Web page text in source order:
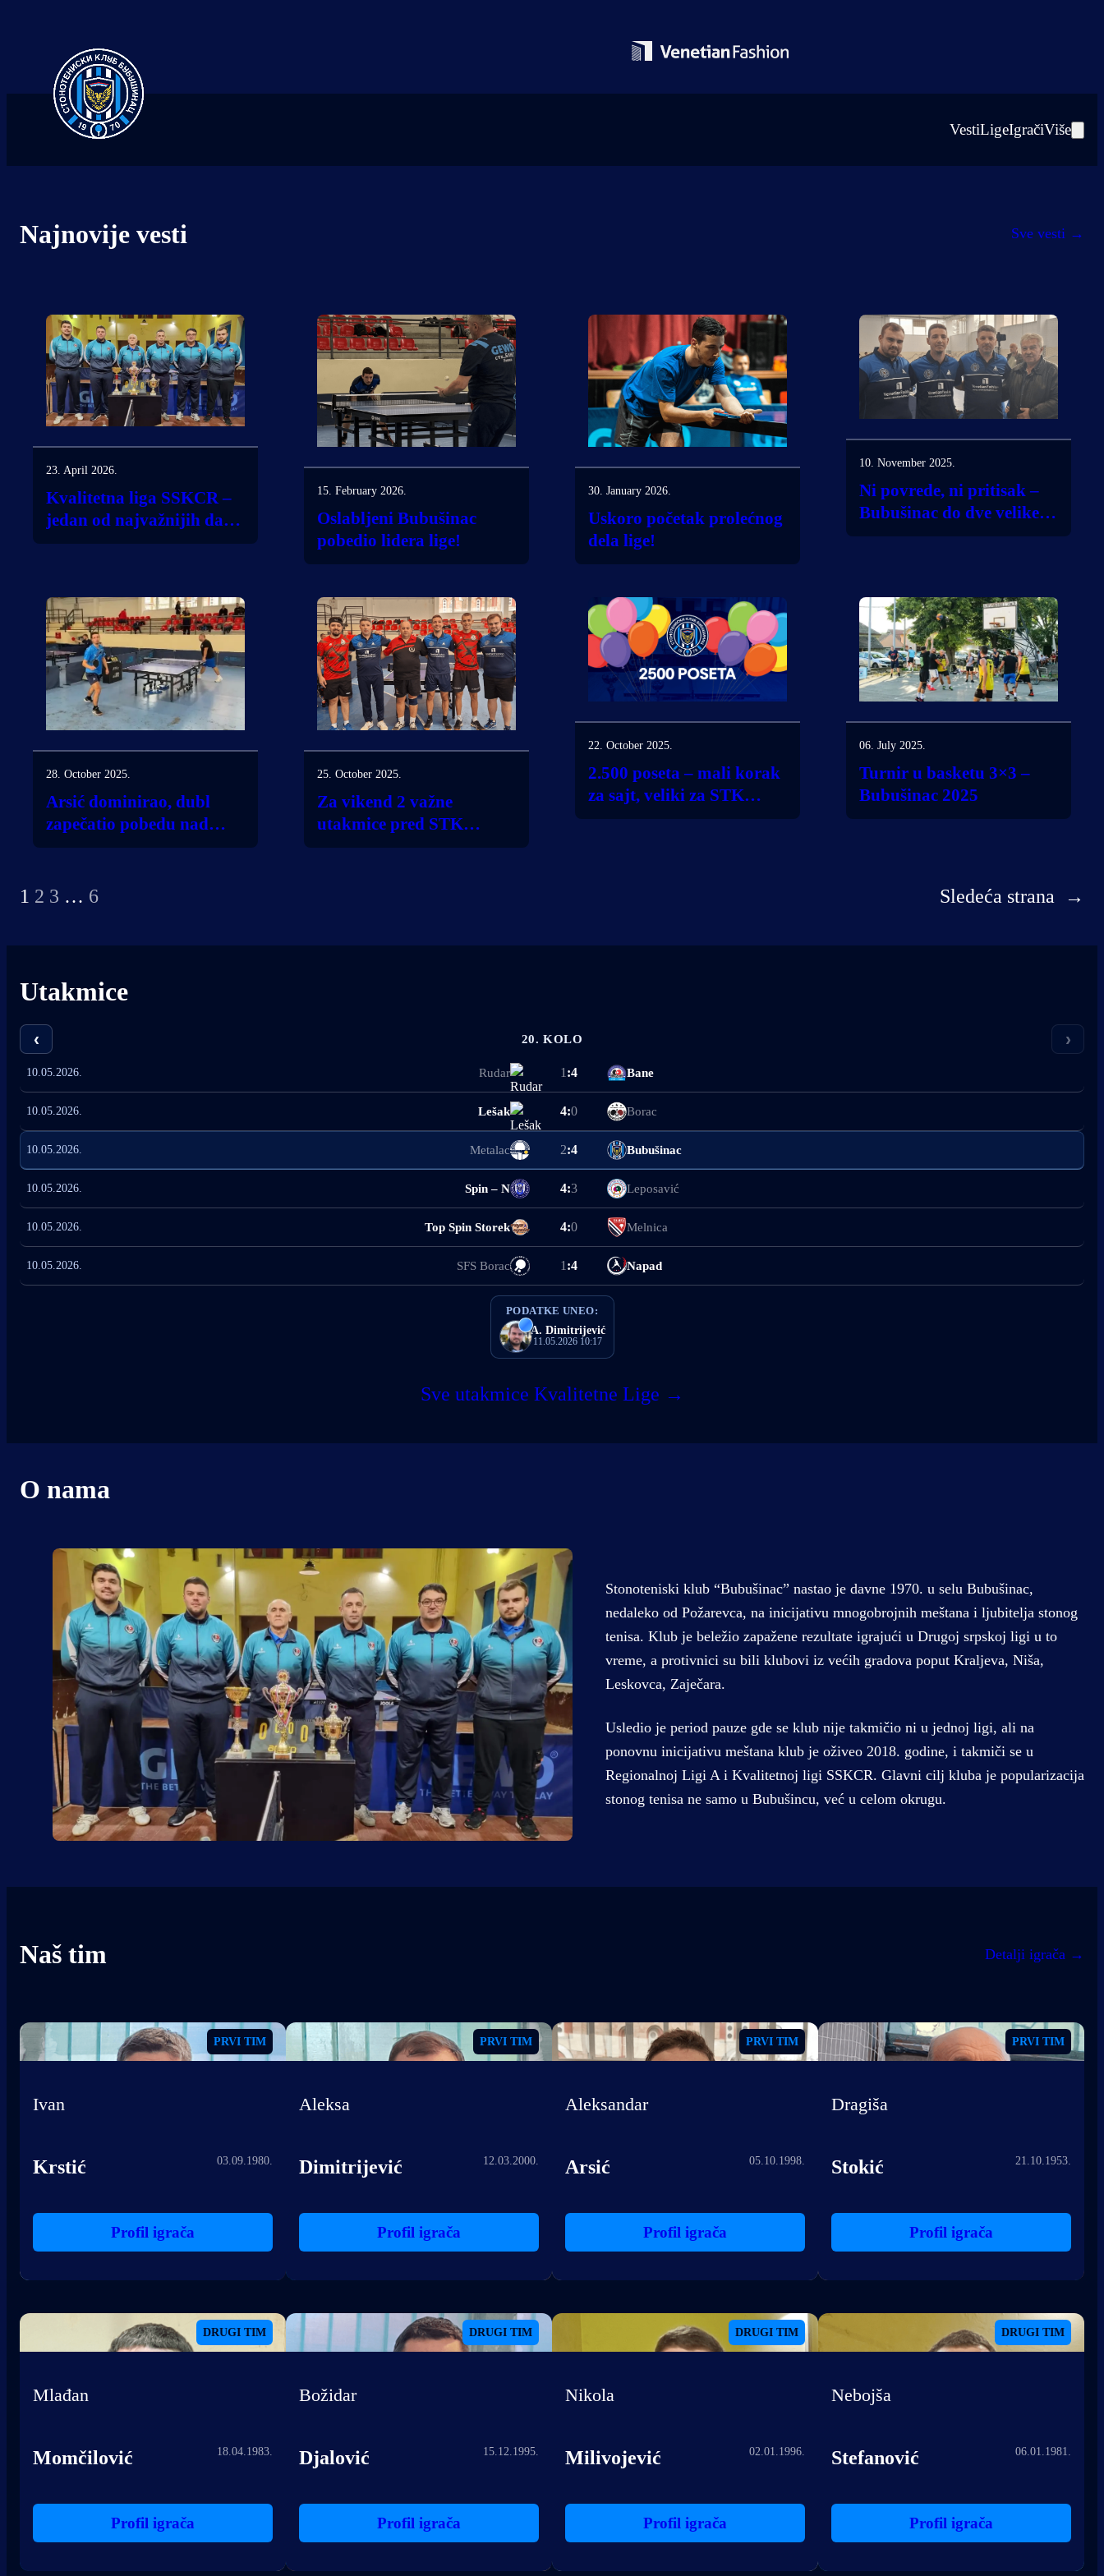
VestiLigeIgračiViše
Najnovije vesti Sve vesti →
23. April 2026.
Kvalitetna liga SSKCR –
jedan od najvažnijih dana
sezone za STK Bubušinac
15. February 2026.
Oslabljeni Bubušinac
pobedio lidera lige!
30. January 2026.
Uskoro početak prolećnog
dela lige!
10. November 2025.
Ni povrede, ni pritisak –
Bubušinac do dve velike
pobede!
28. October 2025.
Arsić dominirao, dubl
zapečatio pobedu nad
Borcem iz Kumana!
25. October 2025.
Za vikend 2 važne
utakmice pred STK
Bubušinac
22. October 2025.
2.500 poseta – mali korak
za sajt, veliki za STK
Bubušinac!
06. July 2025.
Turnir u basketu 3×3 –
Bubušinac 2025
1 2 3 … 6 Sledeća strana →
Utakmice
‹ 20. KOLO ›
10.05.2026. Rudar 1 :4 Bane
10.05.2026. Lešak 4:0 Borac
10.05.2026. Metalac 2:4 Bubušinac
10.05.2026. Spin – N 4:3 Leposavić
10.05.2026. Top Spin Storek 4:0 Melnica
10.05.2026. SFS Borac 1 :4 Napad
PODATKE UNEO:
A. Dimitrijević
11.05.2026 10:17
Sve utakmice Kvalitetne Lige →
O nama
Stonoteniski klub “Bubušinac” nastao je davne 1970. u selu Bubušinac,
nedaleko od Požarevca, na inicijativu mnogobrojnih meštana i ljubitelja stonog
tenisa. Klub je beležio zapažene rezultate igrajući u Drugoj srpskoj ligi u to
vreme, a protivnici su bili klubovi iz većih gradova poput Kraljeva, Niša,
Leskovca, Zaječara.
Usledio je period pauze gde se klub nije takmičio ni u jednoj ligi, ali na
ponovnu inicijativu meštana klub je oživeo 2018. godine, i takmiči se u
Regionalnoj Ligi A i Kvalitetnoj ligi SSKCR. Glavni cilj kluba je popularizacija
stonog tenisa ne samo u Bubušincu, već u celom okrugu.
Naš tim Detalji igrača →
PRVI TIM
Ivan
Krstić 03.09.1980.
Profil igrača
PRVI TIM
Aleksa
Dimitrijević 12.03.2000.
Profil igrača
PRVI TIM
Aleksandar
Arsić 05.10.1998.
Profil igrača
PRVI TIM
Dragiša
Stokić 21.10.1953.
Profil igrača
DRUGI TIM
Mlađan
Momčilović 18.04.1983.
Profil igrača
DRUGI TIM
Božidar
Djalović 15.12.1995.
Profil igrača
DRUGI TIM
Nikola
Milivojević 02.01.1996.
Profil igrača
DRUGI TIM
Nebojša
Stefanović 06.01.1981.
Profil igrača